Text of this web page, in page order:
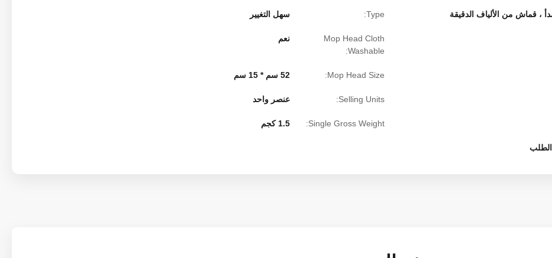
Type: سهل التغيير
Mop Head Cloth
Washable:
نعم
Mop Head Size: 52 سم * 15 سم
Selling Units: عنصر واحد
Single Gross Weight: 1.5 كجم